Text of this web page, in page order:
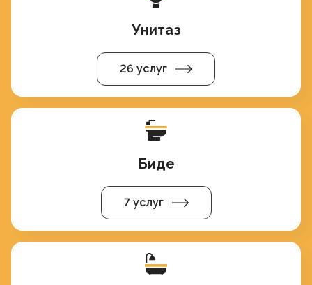
Унитаз
26 услуг
Биде
7 услуг